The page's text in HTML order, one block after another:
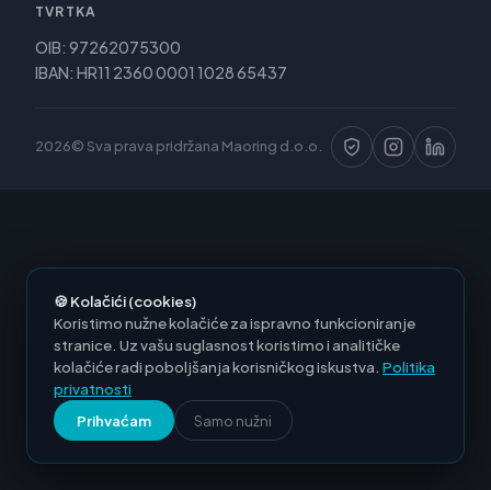
TVRTKA
OIB: 97262075300
IBAN: HR11 2360 0001 1028 65437
2026© Sva prava pridržana Maoring d.o.o.
🍪 Kolačići (cookies)
Koristimo nužne kolačiće za ispravno funkcioniranje
stranice. Uz vašu suglasnost koristimo i analitičke
kolačiće radi poboljšanja korisničkog iskustva. Politika
privatnosti
Prihvaćam
Samo nužni